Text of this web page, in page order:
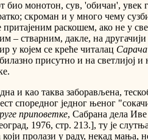
био монотон, сув, 'обичан', увек
скроман и у много чему
притајеним раскошем, ако не у
– стварним, дакле, на
у којем се креће читалац Сарача
присутно и на светлијој и
и као таква заборављена,
споредног једног њеног
приповетке, Сабрана дела
1976, стр. 213.], ту је
пролази у раду, некад мања,